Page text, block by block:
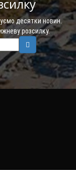
десятки новин.
розсилку.